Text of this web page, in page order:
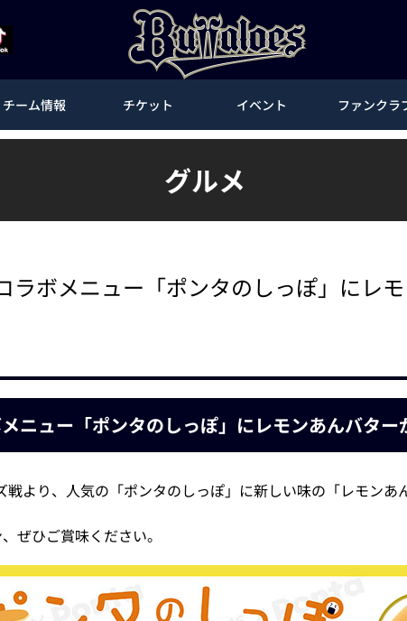
チーム情報 チケット イベント ファンクラ
グルメ
ボメニュー「ポンタのしっぽ」にレモ
ニュー「ポンタのしっぽ」にレモンあんバター
より、人気の「ポンタのしっぽ」に新しい味の「レモンあ
ぜひご賞味ください。